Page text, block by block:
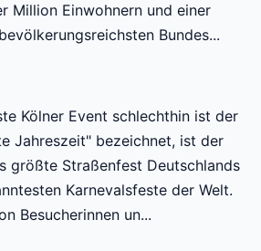
Million Einwohnern und einer
Bundes...
Kölner Event schlechthin ist der
Jahreszeit" bezeichnet, ist der
größte Straßenfest Deutschlands
Karnevalsfeste der Welt.
Besucherinnen un...